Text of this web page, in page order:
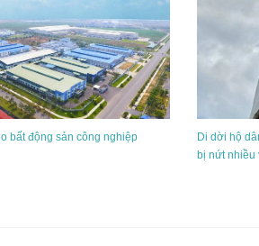
bất động sản công nghiệp
Di dời hộ
bị nứt nhiều